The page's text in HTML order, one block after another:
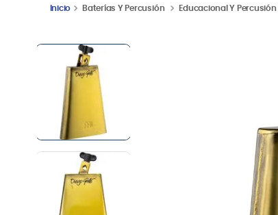
Baterías Y Percusión Educacional Y Percusión